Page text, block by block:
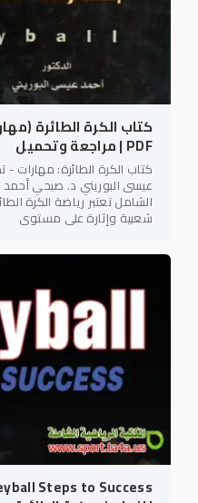
كتاب الكرة الطائرة
PDF | مراجعة وتحميل
كتاب الكرة الطائرة: مهارات -
عيسى البوريني د. صبحي
الشامل تعتبر رياضة الكرة
شعبية وإثارة على مستوى